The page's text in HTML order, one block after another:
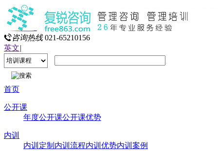
咨询热线 021-65210156
英文|
首页
公开课
年度公开课公开课优势
内训
内训定制 内训流程内训优势内训案例